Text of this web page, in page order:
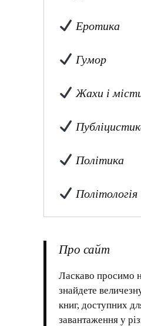
Еротика
Гумор
Жахи і
Політика
Політологія
Про сайт
Ласкаво просимо
знайдете
книг, доступних
завантаження у